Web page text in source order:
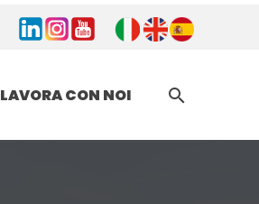
LAVORA CON NOI